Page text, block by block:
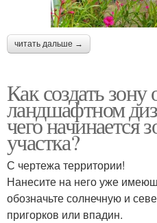
читать дальше →
Как создать зону
ландшафтном
чего начинается
участка?
С чертежа территории!
Нанесите на него уже
обозначьте солнечную и
пригорков или впадин.